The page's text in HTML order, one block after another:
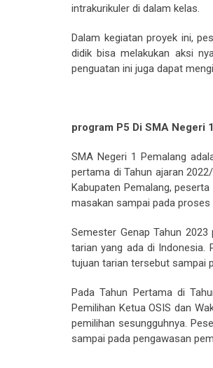
intrakurikuler di dalam kelas.
Dalam kegiatan proyek ini,
didik bisa melakukan aksi
penguatan ini juga dapat
program P5 Di SMA Negeri
SMA Negeri 1 Pemalang
pertama di Tahun ajaran
Kabupaten Pemalang,
masakan sampai pada
Semester Genap Tahun
tarian yang ada di Indonesia.
tujuan tarian tersebut sampai
Pada Tahun Pertama di
Pemilihan Ketua OSIS dan
pemilihan sesungguhnya.
sampai pada pengawasan